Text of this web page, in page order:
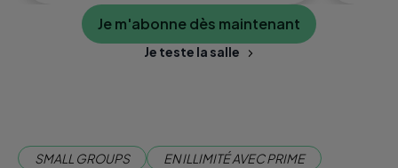
Je m'abonne dès maintenant
Je teste la salle
SMALL GROUPS EN ILLIMITÉ AVEC PRIME